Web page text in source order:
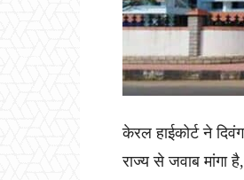
केरल हाईकोर्ट ने
राज्य से जवाब मांगा